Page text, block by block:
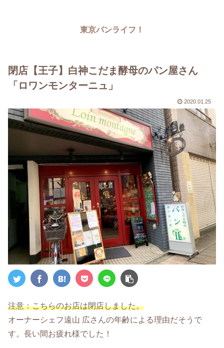
東京パンライフ！
閉店【王子】白神こだま酵母のパン屋さん
「ロワンモンターニュ」
2020.01.25
注意：こちらのお店は閉店しました。
オーナーシェフ遠山 広さんの年齢による理由だそうで
す。長い間お疲れ様でした！